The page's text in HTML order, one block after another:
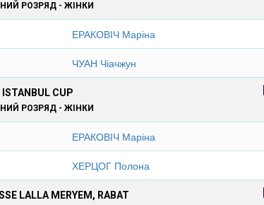
РОЗРЯД - ЖІНКИ
ЕРАКОВІЧ Маріна
ЧУАН Чіачжун
ISTANBUL CUP
РОЗРЯД - ЖІНКИ
ЕРАКОВІЧ Маріна
ХЕРЦОГ Полона
LALLA MERYEM, RABAT